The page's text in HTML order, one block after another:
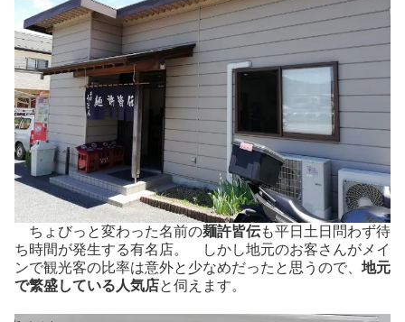
ちょびっと変わった名前の麺許皆伝も平日土日問わず待
ち時間が発生する有名店。 しかし地元のお客さんがメイ
ンで観光客の比率は意外と少なめだったと思うので、 地元
で繁盛している人気店と伺えます。